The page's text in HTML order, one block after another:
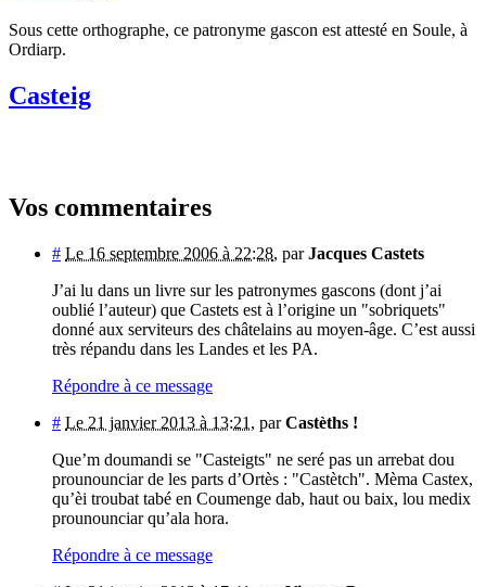
Sous cette orthographe, ce patronyme gascon est attesté en Soule, à
Ordiarp.
Casteig
Vos commentaires
# Le 16 septembre 2006 à 22:28, parJacques Castets
J’ai lu dans un livre sur les patronymes gascons (dont j’ai
oublié l’auteur) que Castets est à l’origine un "sobriquets"
donné aux serviteurs des châtelains au moyen-âge. C’est aussi
très répandu dans les Landes et les PA.
Répondre à ce message
# Le 21 janvier 2013 à 13:21 , parCastèths !
Que’m doumandi se "Casteigts" ne seré pas un arrebat dou
prounounciar de les parts d’Ortès : "Castètch". Mèma Castex,
qu’èi troubat tabé en Coumenge dab, haut ou baix, lou medix
prounounciar qu’ala hora.
Répondre à ce message